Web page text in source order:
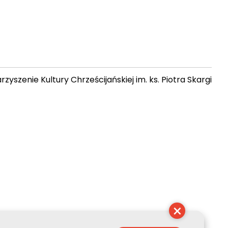
Kultury Chrześcijańskiej im. ks. Piotra Skargi
×